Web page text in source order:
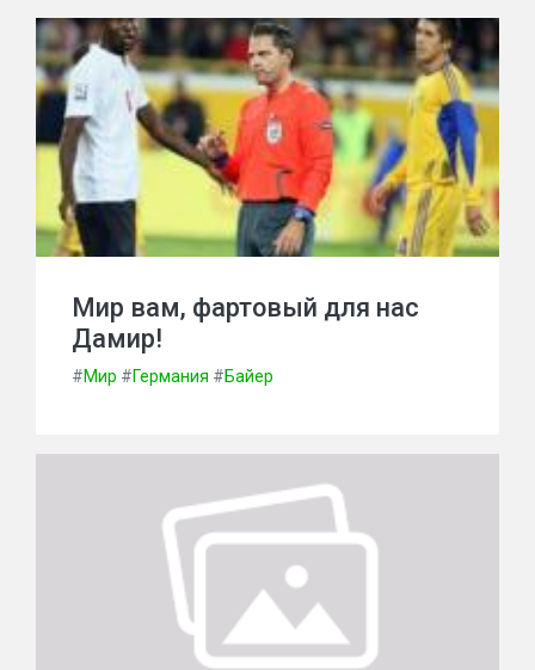
Мир вам, фартовый для нас
Дамир!
#Мир #Германия #Байер